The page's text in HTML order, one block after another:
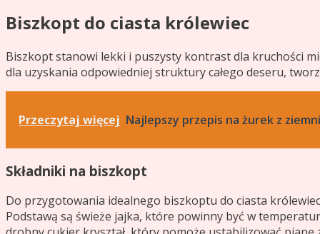
Biszkopt do ciasta królewiec
Biszkopt stanowi lekki i puszysty kontrast dla kruchości
dla uzyskania odpowiedniej struktury całego deseru,
Przeczytaj więcej Najlepszy przepis na żurek z
Składniki na biszkopt
Do przygotowania idealnego biszkoptu do ciasta
Podstawą są świeże jajka, które powinny być w